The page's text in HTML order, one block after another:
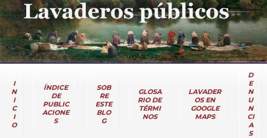
I
N
I
C
I
O
ÍNDICE
DE
PUBLIC
ACIONE
S
SOB
RE
ESTE
BLO
G
GLOSA
RIO DE
TÉRMI
NOS
LAVADER
OS EN
GOOGLE
MAPS
D
E
N
U
N
CI
A
S